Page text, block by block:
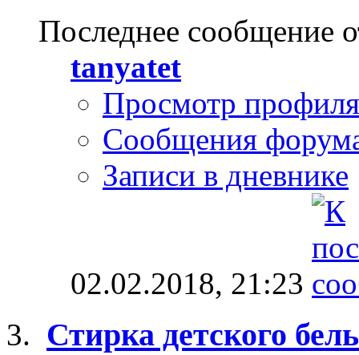
Последнее сообщение
tanyatet
Просмотр профиля
Сообщения
Записи в дневнике
02.02.2018, 21:23
Стирка детского